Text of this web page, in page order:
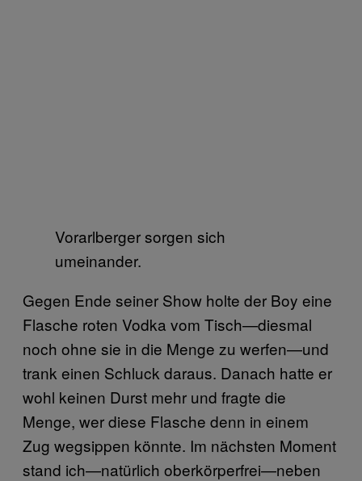
Vorarlberger sorgen sich
umeinander.
Gegen Ende seiner Show holte der Boy eine
Flasche roten Vodka vom Tisch—diesmal
noch ohne sie in die Menge zu werfen—und
trank einen Schluck daraus. Danach hatte er
wohl keinen Durst mehr und fragte die
Menge, wer diese Flasche denn in einem
Zug wegsippen könnte. Im nächsten Moment
stand ich—natürlich oberkörperfrei—neben